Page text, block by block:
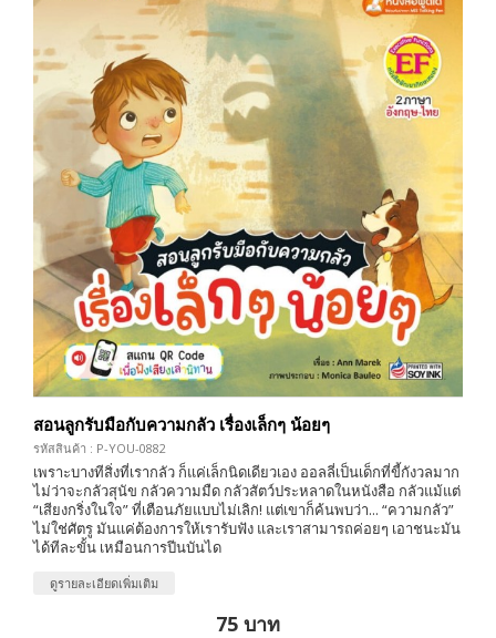
สอนลูกรับมือกับความกลัว เรื่องเล็กๆ น้อยๆ
รหัสสินค้า : P-YOU-0882
เพราะบางทีสิ่งที่เรากลัว ก็แค่เล็กนิดเดียวเอง ออลลี่เป็นเด็กที่ขี้กังวลมาก
ไม่ว่าจะกลัวสุนัข กลัวความมืด กลัวสัตว์ประหลาดในหนังสือ กลัวแม้แต่
“เสียงกริ่งในใจ” ที่เตือนภัยแบบไม่เลิก! แต่เขาก็ค้นพบว่า... “ความกลัว”
ไม่ใช่ศัตรู มันแค่ต้องการให้เรารับฟัง และเราสามารถค่อยๆ เอาชนะมัน
ได้ทีละขั้น เหมือนการปีนบันได
ดูรายละเอียดเพิ่มเติม
75 บาท